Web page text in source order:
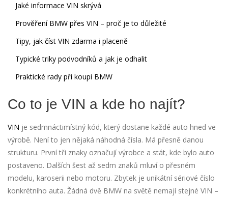
Jaké informace VIN skrývá
Prověření BMW přes VIN – proč je to důležité
Tipy, jak číst VIN zdarma i placeně
Typické triky podvodníků a jak je odhalit
Praktické rady při koupi BMW
Co to je VIN a kde ho najít?
VIN je sedmnáctimístný kód, který dostane každé auto hned ve
výrobě. Není to jen nějaká náhodná čísla. Má přesně danou
strukturu. První tři znaky označují výrobce a stát, kde bylo auto
postaveno. Dalších šest až sedm znaků mluví o přesném
modelu, karoserii nebo motoru. Zbytek je unikátní sériové číslo
konkrétního auta. Žádná dvě BMW na světě nemají stejné VIN –